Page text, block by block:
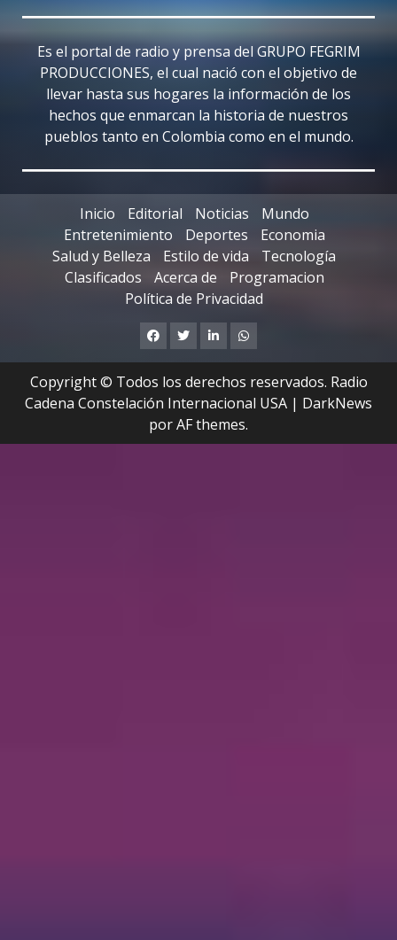
Es el portal de radio y prensa del GRUPO FEGRIM
PRODUCCIONES, el cual nació con el objetivo de
llevar hasta sus hogares la información de los
hechos que enmarcan la historia de nuestros
pueblos tanto en Colombia como en el mundo.
Inicio Editorial Noticias
Mundo
Entretenimiento
Deportes
Economia
Salud y Belleza
Estilo de vida
Tecnología
Clasificados
Acerca de
Programacion
Política de Privacidad
Facebook
TwitterLinkedinWhatsapp
Copyright © Todos los derechos reservados. Radio
Cadena Constelación Internacional USA | DarkNews
por AF themes.